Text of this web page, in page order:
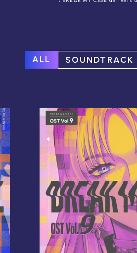
ALL SOUNDTRACK